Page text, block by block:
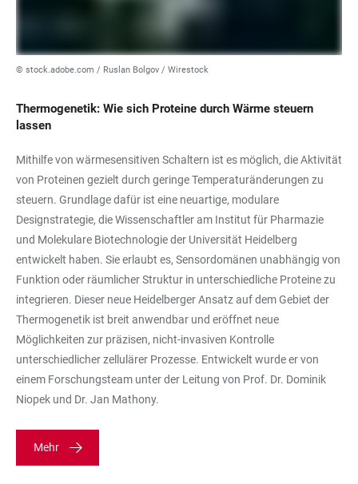
© stock.adobe.com / Ruslan Bolgov / Wirestock
Thermogenetik: Wie sich Proteine durch Wärme steuern
lassen
Mithilfe von wärmesensitiven Schaltern ist es möglich, die Aktivität
von Proteinen gezielt durch geringe Temperaturänderungen zu
steuern. Grundlage dafür ist eine neuartige, modulare
Designstrategie, die Wissenschaftler am Institut für Pharmazie
und Molekulare Biotechnologie der Universität Heidelberg
entwickelt haben. Sie erlaubt es, Sensordomänen unabhängig von
Funktion oder räumlicher Struktur in unterschiedliche Proteine zu
integrieren. Dieser neue Heidelberger Ansatz auf dem Gebiet der
Thermogenetik ist breit anwendbar und eröffnet neue
Möglichkeiten zur präzisen, nicht-invasiven Kontrolle
unterschiedlicher zellulärer Prozesse. Entwickelt wurde er von
einem Forschungsteam unter der Leitung von Prof. Dr. Dominik
Niopek und Dr. Jan Mathony.
Mehr